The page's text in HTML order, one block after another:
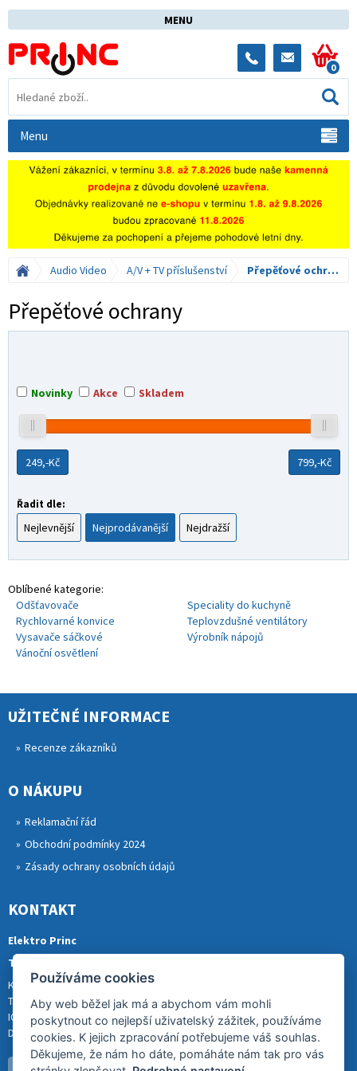
MENU
0
Menu
Audio Video A/V + TV příslušenství Přepěťové ochrany
Přepěťové ochrany
Novinky Akce Skladem
249,-Kč 799,-Kč
Řadit dle:
Nejlevnější Nejprodávanější Nejdražší
Oblíbené kategorie:
Odšťavovače
Speciality do kuchyně
Rychlovarné konvice
Teplovzdušné ventilátory
Vysavače sáčkové
Výrobník nápojů
Vánoční osvětlení
UŽITEČNÉ INFORMACE
Recenze zákazníků
O NÁKUPU
Reklamační řád
Obchodní podmínky 2024
Zásady ochrany osobních údajů
KONTAKT
Elektro Princ
Tomáš Princ
Krkonošská 290, 46841 TANVALD
Tel.: 773 880 988
IČ: 01153731
DIČ: CZ8007202522
Používáme cookies
Aby web běžel jak má a abychom vám mohli
poskytnout co nejlepší uživatelský zážitek, používáme
cookies. K jejich zpracování potřebujeme váš souhlas.
Děkujeme, že nám ho dáte, pomáháte nám tak pro vás